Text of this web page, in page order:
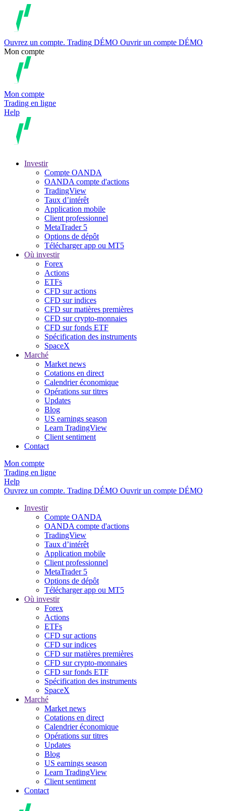
Ouvrez un compte. Trading DÉMO Ouvrir un compte DÉMO
Mon compte
Mon compte
Trading en ligne
Help
Investir
Compte OANDA
OANDA compte d'actions
TradingView
Taux d’intérêt
Application mobile
Client professionnel
MetaTrader 5
Options de dépôt
Télécharger app ou MT5
Où investir
Forex
Actions
ETFs
CFD sur actions
CFD sur indices
CFD sur matières premières
CFD sur crypto-monnaies
CFD sur fonds ETF
Spécification des instruments
SpaceX
Marché
Market news
Cotations en direct
Calendrier économique
Opérations sur titres
Updates
Blog
US earnings season
Learn TradingView
Client sentiment
Contact
Mon compte
Trading en ligne
Help
Ouvrez un compte. Trading DÉMO Ouvrir un compte DÉMO
Investir
Compte OANDA
OANDA compte d'actions
TradingView
Taux d’intérêt
Application mobile
Client professionnel
MetaTrader 5
Options de dépôt
Télécharger app ou MT5
Où investir
Forex
Actions
ETFs
CFD sur actions
CFD sur indices
CFD sur matières premières
CFD sur crypto-monnaies
CFD sur fonds ETF
Spécification des instruments
SpaceX
Marché
Market news
Cotations en direct
Calendrier économique
Opérations sur titres
Updates
Blog
US earnings season
Learn TradingView
Client sentiment
Contact